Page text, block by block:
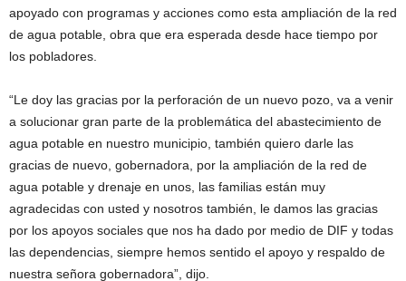
apoyado con programas y acciones como esta ampliación de la red
de agua potable, obra que era esperada desde hace tiempo por
los pobladores.
“Le doy las gracias por la perforación de un nuevo pozo, va a venir
a solucionar gran parte de la problemática del abastecimiento de
agua potable en nuestro municipio, también quiero darle las
gracias de nuevo, gobernadora, por la ampliación de la red de
agua potable y drenaje en unos, las familias están muy
agradecidas con usted y nosotros también, le damos las gracias
por los apoyos sociales que nos ha dado por medio de DIF y todas
las dependencias, siempre hemos sentido el apoyo y respaldo de
nuestra señora gobernadora”, dijo.